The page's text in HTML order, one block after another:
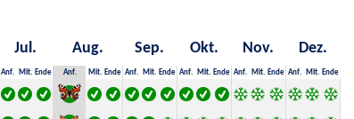
Jul. Aug. Sep. Okt. Nov. Dez.
Anf. Mit. Ende Anf. Mit. Ende Anf. Mit. Ende Anf. Mit. Ende Anf. Mit. Ende Anf. Mit. Ende